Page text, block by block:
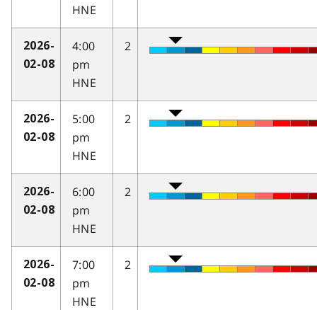
HNE
2026-
02-08
4:00
pm
HNE
2
2026-
02-08
5:00
pm
HNE
2
2026-
02-08
6:00
pm
HNE
2
2026-
02-08
7:00
pm
HNE
2